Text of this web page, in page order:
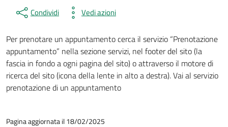
Condividi Vedi azioni
Per prenotare un appuntamento cerca il servizio “Prenotazione
appuntamento” nella sezione servizi, nel footer del sito (la
fascia in fondo a ogni pagina del sito) o attraverso il motore di
ricerca del sito (icona della lente in alto a destra). Vai al servizio
prenotazione di un appuntamento
Pagina aggiornata il 18/02/2025